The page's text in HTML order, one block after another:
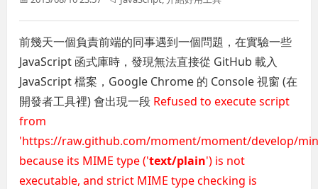
前幾天一個負責前端的同事遇到一個問題，在實驗一些
JavaScript 函式庫時，發現無法直接從 GitHub 載入
JavaScript 檔案，Google Chrome 的 Console 視窗 (在
開發者工具裡) 會出現一段 Refused to execute script
from
'https://raw.github.com/moment/moment/develop/
because its MIME type ('text/plain') is not
executable, and strict MIME type checking is